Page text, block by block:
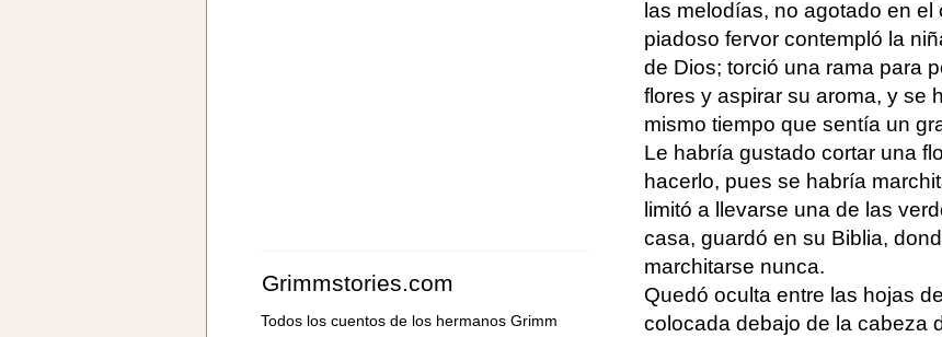
Grimmstories.com
Todos los cuentos de los hermanos Grimm
las melodías, no agotado en el
piadoso fervor contempló la
de Dios; torció una rama para
flores y aspirar su aroma, y se
mismo tiempo que sentía un
Le habría gustado cortar una
hacerlo, pues se habría
limitó a llevarse una de las
casa, guardó en su Biblia,
marchitarse nunca.
Quedó oculta entre las hojas
colocada debajo de la cabeza